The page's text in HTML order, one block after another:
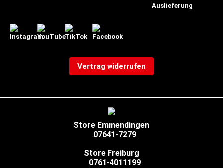
Vertrag widerrufen
Store Emmendingen
07641-7279
Store Freiburg
0761-4011199